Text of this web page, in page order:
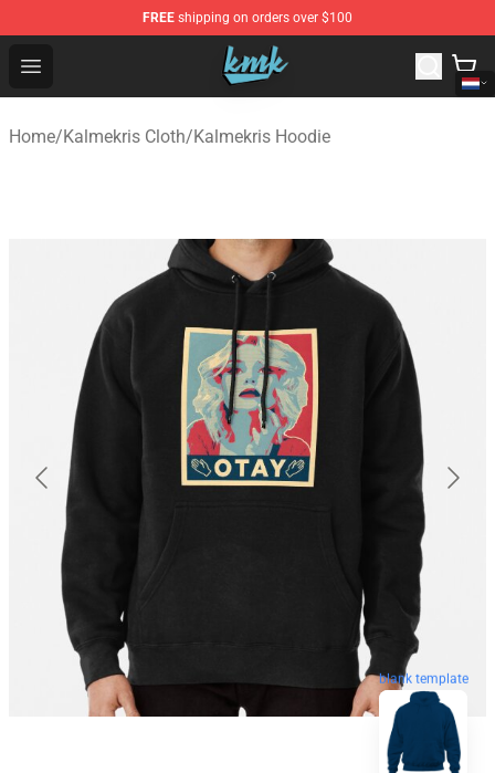
FREE shipping on orders over $100
Open menu
KallMeKris Store - Official KallMeKris Merchandise Shop
Home/Kalmekris Cloth/Kalmekris Hoodie
blank template